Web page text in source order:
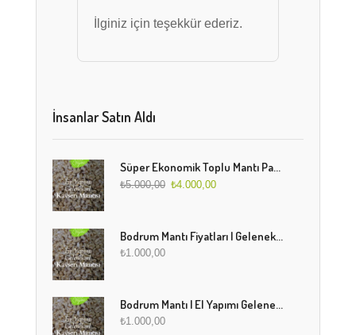
İlginiz için teşekkür ederiz.
İnsanlar Satın Aldı
Süper Ekonomik Toplu Mantı Paketi (5 Kg)
₺5.000,00 ₺4.000,00
Bodrum Mantı Fiyatları | Geleneksel Türk Mantısı Online Sipariş
₺1.000,00
Bodrum Mantı | El Yapımı Geleneksel Mantı Lezzeti
₺1.000,00